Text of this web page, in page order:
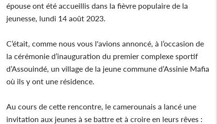
épouse ont été accueillis dans la fièvre populaire de la
jeunesse, lundi 14 août 2023.
C’était, comme nous vous l'avions annoncé, à l’occasion de
la cérémonie d’inauguration du premier complexe sportif
d’Assouindé, un village de la jeune commune d’Assinie Mafia
où ils y ont une résidence.
Au cours de cette rencontre, le camerounais a lancé une
invitation aux jeunes à se battre et à croire en leurs rêves :